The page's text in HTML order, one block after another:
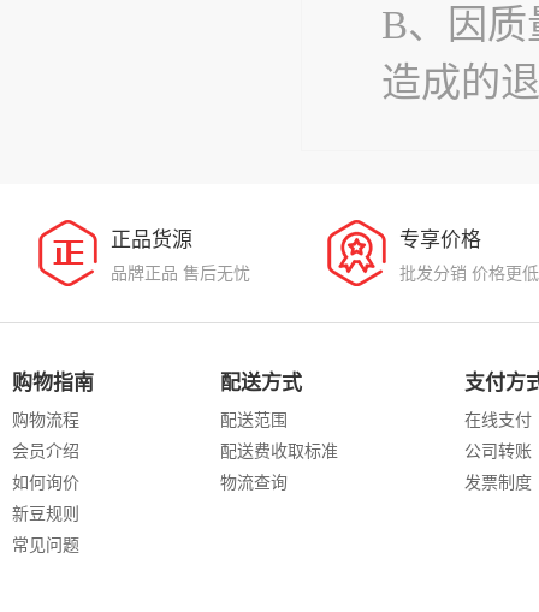
B、因
造成的
正品货源
品牌正品 售后无忧
专享价格
批发分销 价格更低
购物指南
购物流程
会员介绍
如何询价
新豆规则
常见问题
配送方式
配送范围
配送费收取标准
物流查询
支付方
在线支付
公司转账
发票制度